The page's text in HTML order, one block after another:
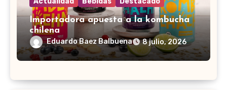
Importadora apuesta a la kombucha
chilena
Eduardo Baez Balbuena 8 julio, 2026